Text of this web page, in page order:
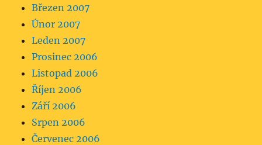
Březen 2007
Únor 2007
Leden 2007
Prosinec 2006
Listopad 2006
Říjen 2006
Září 2006
Srpen 2006
Červenec 2006